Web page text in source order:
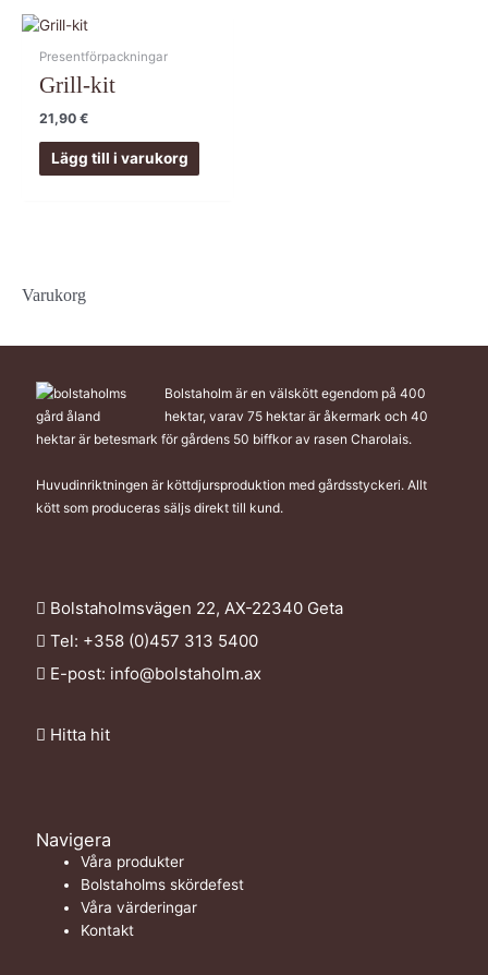
Presentförpackningar
Grill-kit
21,90€
Lägg till i varukorg
Varukorg
Bolstaholm är en välskött egendom på 400
hektar, varav 75 hektar är åkermark och 40
hektar är betesmark för gårdens 50 biffkor av rasen Charolais.
Huvudinriktningen är köttdjursproduktion med gårdsstyckeri. Allt
kött som produceras säljs direkt till kund.
Bolstaholmsvägen 22, AX-22340 Geta
Tel: +358 (0)457 313 5400
E-post: info@bolstaholm.ax
Hitta hit
Navigera
Våra produkter
Bolstaholms skördefest
Våra värderingar
Kontakt